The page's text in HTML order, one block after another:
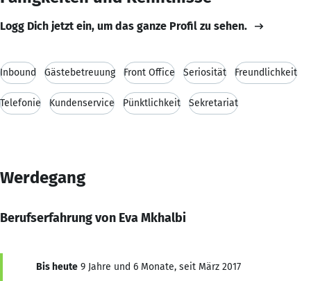
Logg Dich jetzt ein, um das ganze Profil zu sehen.
Inbound Gästebetreuung Front Office Seriosität Freundlichkeit
Telefonie Kundenservice Pünktlichkeit Sekretariat
Werdegang
Berufserfahrung von Eva Mkhalbi
Bis heute 9 Jahre und 6 Monate, seit März 2017